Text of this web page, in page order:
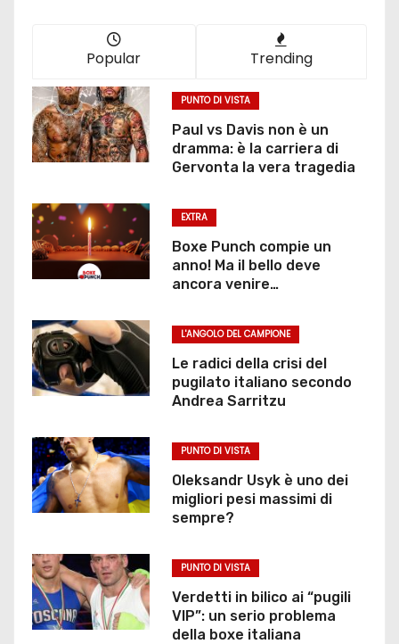
Popular Trending
PUNTO DI VISTA
Paul vs Davis non è un
dramma: è la carriera di
Gervonta la vera tragedia
EXTRA
Boxe Punch compie un
anno! Ma il bello deve
ancora venire…
L'ANGOLO DEL CAMPIONE
Le radici della crisi del
pugilato italiano secondo
Andrea Sarritzu
PUNTO DI VISTA
Oleksandr Usyk è uno dei
migliori pesi massimi di
sempre?
PUNTO DI VISTA
Verdetti in bilico ai “pugili
VIP”: un serio problema
della boxe italiana